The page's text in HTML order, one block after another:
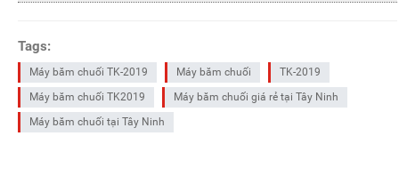
Tags:
Máy băm chuối TK-2019 Máy băm chuối
TK-2019
Máy băm chuối TK2019
Máy băm chuối giá rẻ tại Tây Ninh
Máy băm chuối tại Tây Ninh